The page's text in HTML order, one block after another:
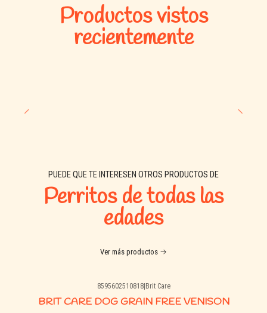
Productos vistos
recientemente
PUEDE QUE TE INTERESEN OTROS PRODUCTOS DE
Perritos de todas las
edades
Ver más productos
8595602510818| Brit Care
BRIT CARE DOG GRAIN FREE VENISON